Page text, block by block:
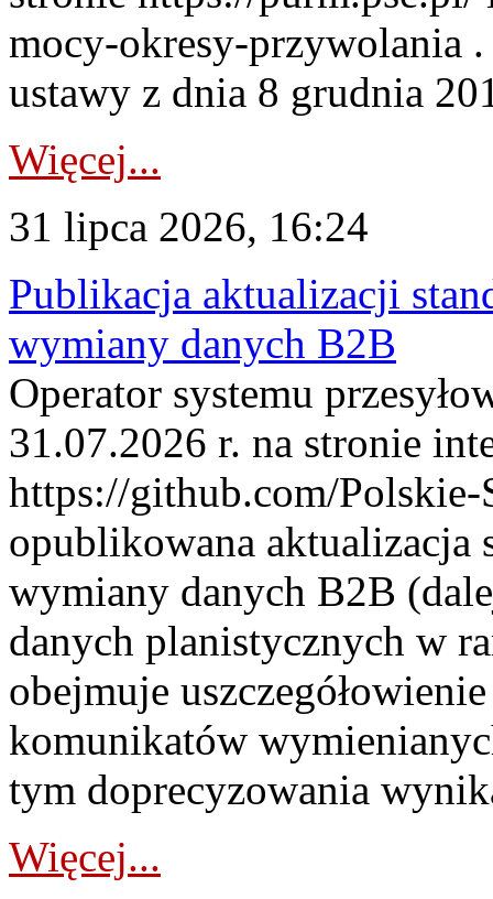
mocy-okresy-przywolania
ustawy z dnia 8 grudnia
Więcej...
31 lipca 2026, 16:24
Publikacja aktualizacji
wymiany danych B2B
Operator systemu
31.07.2026 r. na stronie
https://github.com/Polskie-
opublikowana aktualizacja
wymiany danych B2B
danych planistycznych w
obejmuje
komunikatów
tym doprecyzowania
Więcej...